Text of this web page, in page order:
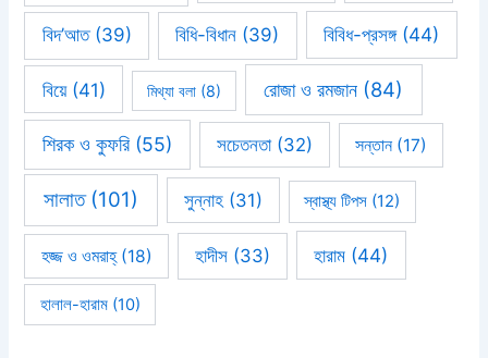
বিদ’আত(39) বিধি-বিধান (39) বিবিধ-প্রসঙ্গ(44)
বিয়ে(41) মিথ্যা বলা(8) রোজা ও রমজান (84)
শিরক ও কুফরি(55) সচেতনতা(32) সন্তান(17)
সালাত(101) সুন্নাহ (31) স্বাস্থ্য টিপস (12)
হজ্জ ও ওমরাহ্‌(18) হাদীস(33) হারাম (44)
হালাল-হারাম(10)